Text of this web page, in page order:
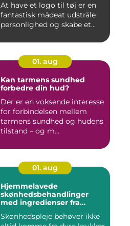
At have et logo til tøj er en
fantastisk mådeat udstråle
personlighed og skabe et...
01. aug
Kan tarmens sundhed
forbedre din hud?
Der er en voksende interesse
for forbindelsen mellem
tarmens sundhed og hudens
tilstand – og m...
01. aug
Hjemmelavede
skønhedsbehandlinger
med ingredienser fra
Skønhedspleje behøver ikke